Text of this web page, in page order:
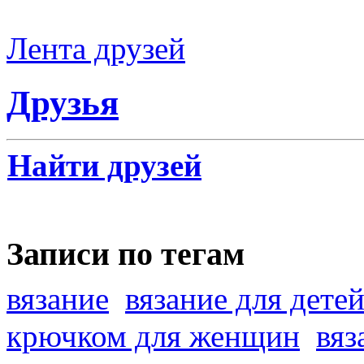
Лента друзей
Друзья
Найти друзей
Записи по тегам
вязание вязание для детей
крючком для женщин